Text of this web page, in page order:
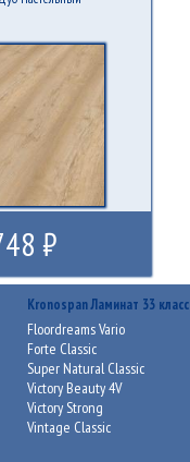
₽
Kronospan Ламинат 33 класс
Floordreams Vario
Forte Classic
Super Natural Classic
Victory Beauty 4V
Victory Strong
Vintage Classic